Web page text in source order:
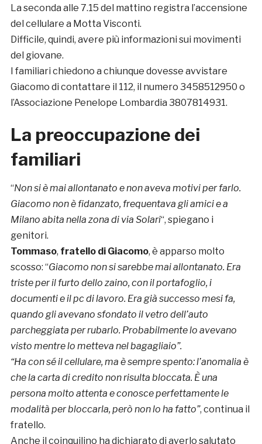
La seconda alle 7.15 del mattino registra l’accensione
del cellulare a Motta Visconti.
Difficile, quindi, avere più informazioni sui movimenti
del giovane.
I familiari chiedono a chiunque dovesse avvistare
Giacomo di contattare il 112, il numero 3458512950 o
l’Associazione Penelope Lombardia 3807814931.
La preoccupazione dei
familiari
“Non si è mai allontanato e non aveva motivi per farlo.
Giacomo non è fidanzato, frequentava gli amici e a
Milano abita nella zona di via Solari“, spiegano i
genitori.
Tommaso, fratello di Giacomo, è apparso molto
scosso: “Giacomo non si sarebbe mai allontanato. Era
triste per il furto dello zaino, con il portafoglio, i
documenti e il pc di lavoro. Era già successo mesi fa,
quando gli avevano sfondato il vetro dell’auto
parcheggiata per rubarlo. Probabilmente lo avevano
visto mentre lo metteva nel bagagliaio”.
“Ha con sé il cellulare, ma è sempre spento: l’anomalia è
che la carta di credito non risulta bloccata. È una
persona molto attenta e conosce perfettamente le
modalità per bloccarla, però non lo ha fatto”, continua il
fratello.
Anche il coinquilino ha dichiarato di averlo salutato